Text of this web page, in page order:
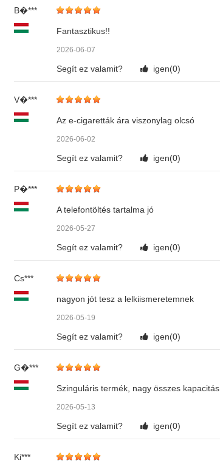
B�***
Fantasztikus!!
2026-06-07
Segít ez valamit? igen(0)
V�***
Az e-cigaretták ára viszonylag olcsó
2026-06-02
Segít ez valamit? igen(0)
P�***
A telefontöltés tartalma jó
2026-05-27
Segít ez valamit? igen(0)
Cs***
nagyon jót tesz a lelkiismeretemnek
2026-05-19
Segít ez valamit? igen(0)
G�***
Szinguláris termék, nagy összes kapacitás
2026-05-13
Segít ez valamit? igen(0)
Ki***